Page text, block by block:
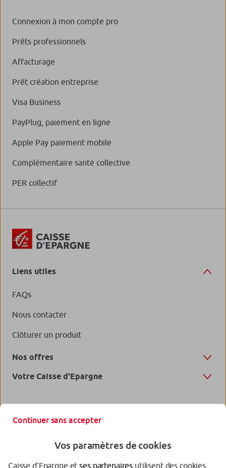
Connexion à mon compte pro
Prêts professionnels
Affacturage
Prêt création entreprise
Visa Business
PayPlug, paiement en ligne
Apple Pay paiement mobile
Complémentaire santé collective
PER collectif
Liens utiles
FAQs
Nous contacter
Clôturer un produit
Nos offres
Votre Caisse d'Epargne
Continuer sans accepter
Vos paramètres de cookies
Caisse d'Epargne etses partenaires utilisent des cookies